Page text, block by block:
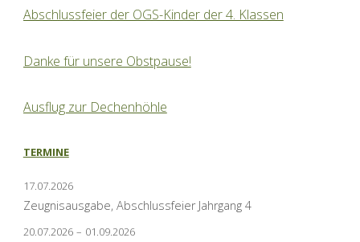
Abschlussfeier der OGS-Kinder der 4. Klassen
Danke für unsere Obstpause!
Ausflug zur Dechenhöhle
TERMINE
17.07.2026
Zeugnisausgabe, Abschlussfeier Jahrgang 4
20.07.2026 – 01.09.2026